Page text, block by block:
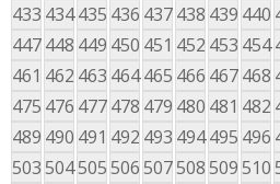
433 434435 436 437438 439 440
447448 449 450 451 452 453 454
461 462 463 464465 466 467468
475 476 477478 479 480 481 482
489 490 491 492 493 494495 496
503504505506507508509510